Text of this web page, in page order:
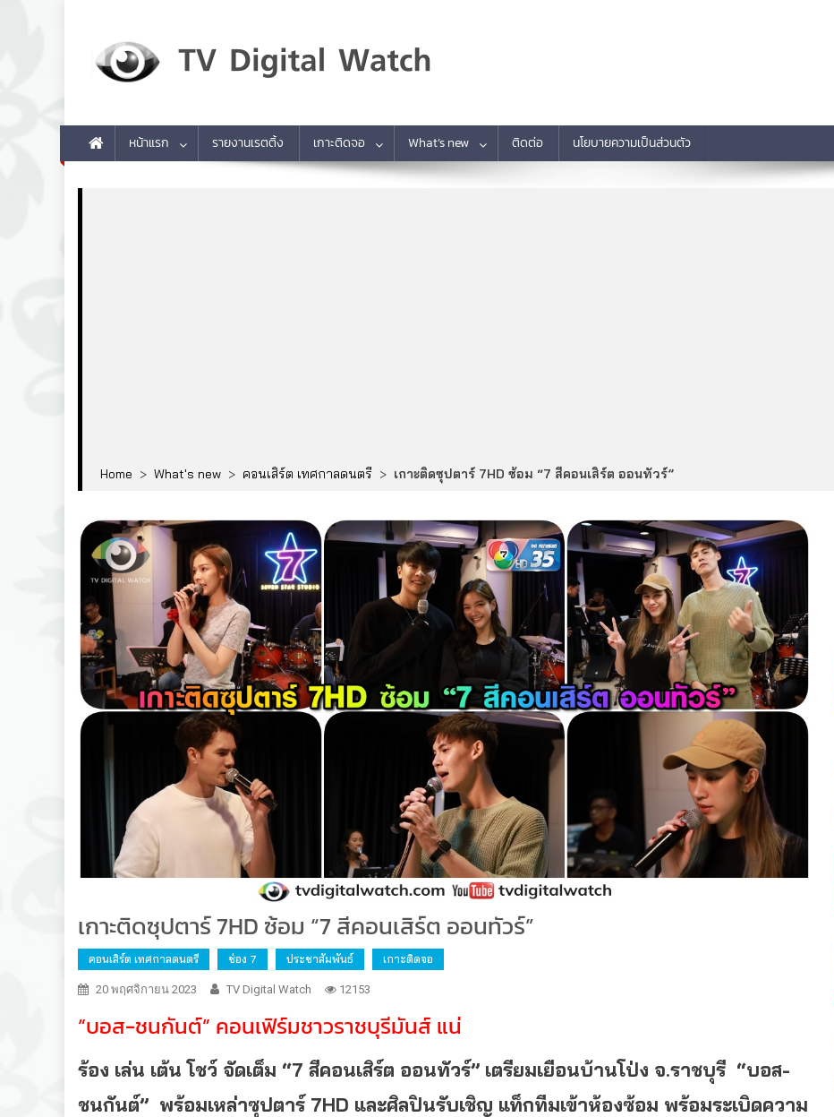
หน้าแรก รายงานเรตติ้ง เกาะติดจอ What’s new ติดต่อ นโยบายความเป็นส่วนตัว
Home > What's new > คอนเสิร์ต เทศกาลดนตรี > เกาะติดซุปตาร์ 7HD ซ้อม “7 สีคอนเสิร์ต ออนทัวร์”
เกาะติดซุปตาร์ 7HD ซ้อม “7 สีคอนเสิร์ต ออนทัวร์”
คอนเสิร์ต เทศกาลดนตรี ช่อง 7 ประชาสัมพันธ์ เกาะติดจอ
20 พฤศจิกายน 2023 TV Digital Watch 12153
“บอส-ชนกันต์” คอนเฟิร์มชาวราชบุรีมันส์ แน่
ร้อง เล่น เต้น โชว์ จัดเต็ม “7 สีคอนเสิร์ต ออนทัวร์” เตรียมเยือนบ้านโป่ง จ.ราชบุรี “บอส-
ชนกันต์” พร้อมเหล่าซุปตาร์ 7HD และศิลปินรับเชิญ แท็กทีมเข้าห้องซ้อม พร้อมระเบิดความ